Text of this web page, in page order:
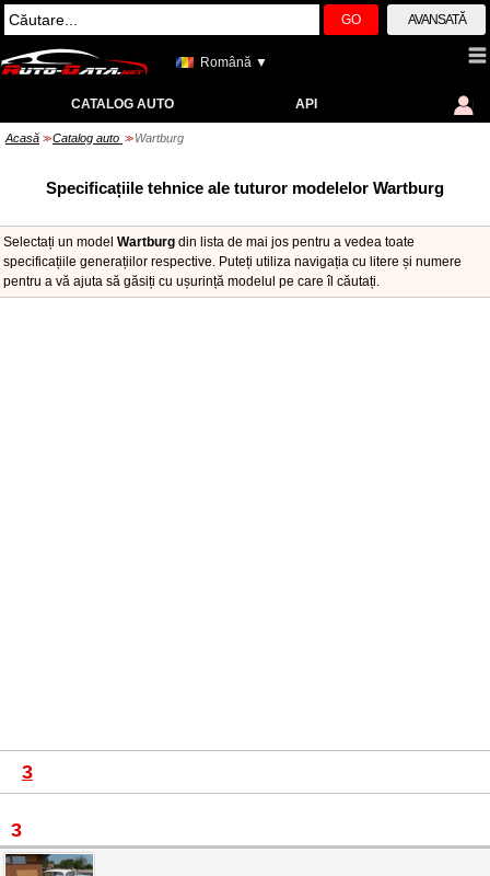
GO AVANSATĂ
Română ▼
CATALOG AUTO API
Acasă >> Catalog auto >> Wartburg
Specificațiile tehnice ale tuturor modelelor Wartburg
Selectați un model Wartburg din lista de mai jos pentru a vedea toate
specificațiile generațiilor respective. Puteți utiliza navigația cu litere și numere
pentru a vă ajuta să găsiți cu ușurință modelul pe care îl căutați.
3
3